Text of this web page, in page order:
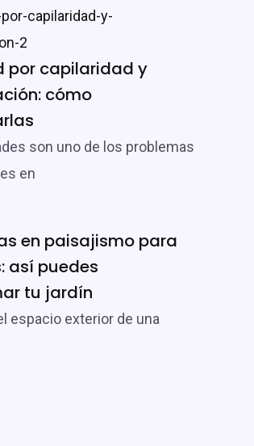
por capilaridad y
cómo
son uno de los problemas
en
en paisajismo para
así puedes
tu jardín
espacio exterior de una